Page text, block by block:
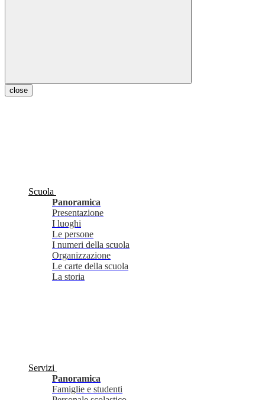
close
Scuola
Panoramica
Presentazione
I luoghi
Le persone
I numeri della scuola
Organizzazione
Le carte della scuola
La storia
Servizi
Panoramica
Famiglie e studenti